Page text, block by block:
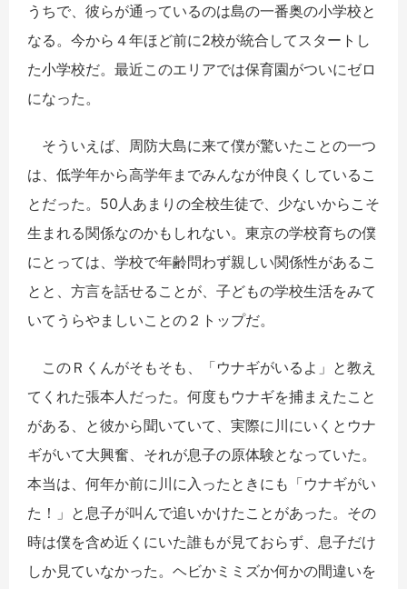
うちで、彼らが通っているのは島の一番奥の小学校と
なる。今から４年ほど前に2校が統合してスタートし
た小学校だ。最近このエリアでは保育園がついにゼロ
になった。
そういえば、周防大島に来て僕が驚いたことの一つ
は、低学年から高学年までみんなが仲良くしているこ
とだった。50人あまりの全校生徒で、少ないからこそ
生まれる関係なのかもしれない。東京の学校育ちの僕
にとっては、学校で年齢問わず親しい関係性があるこ
とと、方言を話せることが、子どもの学校生活をみて
いてうらやましいことの２トップだ。
このＲくんがそもそも、「ウナギがいるよ」と教え
てくれた張本人だった。何度もウナギを捕まえたこと
がある、と彼から聞いていて、実際に川にいくとウナ
ギがいて大興奮、それが息子の原体験となっていた。
本当は、何年か前に川に入ったときにも「ウナギがい
た！」と息子が叫んで追いかけたことがあった。その
時は僕を含め近くにいた誰もが見ておらず、息子だけ
しか見ていなかった。ヘビかミミズか何かの間違いを